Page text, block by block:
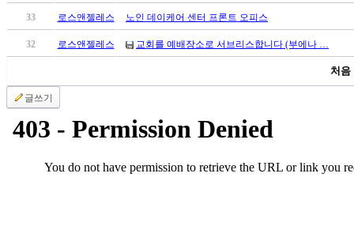
국
야
우
성
33 로스앤젤레스 노인 데이케어 센터 프론트 오피스
32 로스앤젤레스 교회를 예배장소로 서브리스합니다 (부에나 …
처음
글쓰기